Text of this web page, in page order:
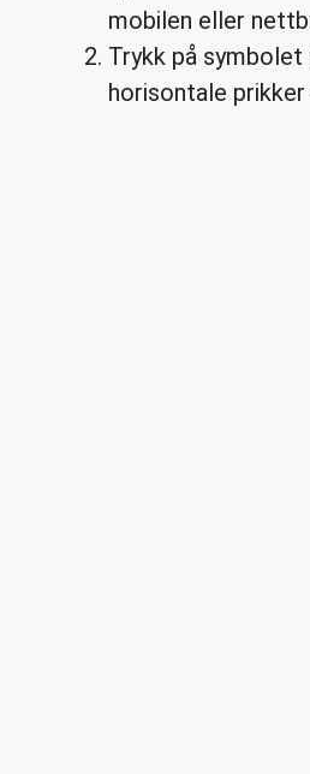
mobilen eller
Trykk på
horisontale